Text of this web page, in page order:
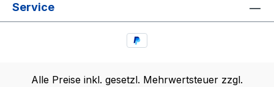
Service
Alle Preise inkl. gesetzl. Mehrwertsteuer zzgl.